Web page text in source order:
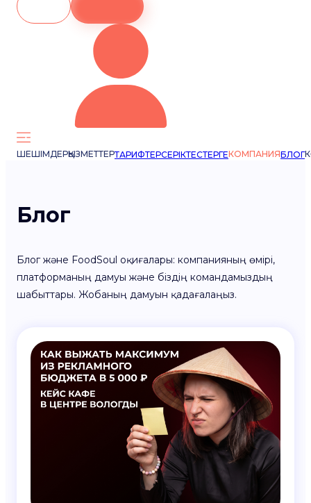
ШЕШІМДЕРҚЫЗМЕТТЕРТАРИФТЕРСЕРІКТЕСТЕРГЕКОМПАНИЯБЛОГ
Блог
Блог және FoodSoul оқиғалары: компанияның өмірі,
платформаның дамуы және біздің командамыздың
шабыттары. Жобаның дамуын қадағалаңыз.